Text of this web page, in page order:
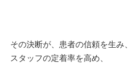
その決断が、患者の信頼を生み、
スタッフの定着率を高め、